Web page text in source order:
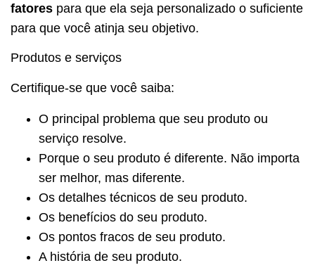
fatores para que ela seja personalizado o suficiente
para que você atinja seu objetivo.
Produtos e serviços
Certifique-se que você saiba:
O principal problema que seu produto ou
serviço resolve.
Porque o seu produto é diferente. Não importa
ser melhor, mas diferente.
Os detalhes técnicos de seu produto.
Os benefícios do seu produto.
Os pontos fracos de seu produto.
A história de seu produto.